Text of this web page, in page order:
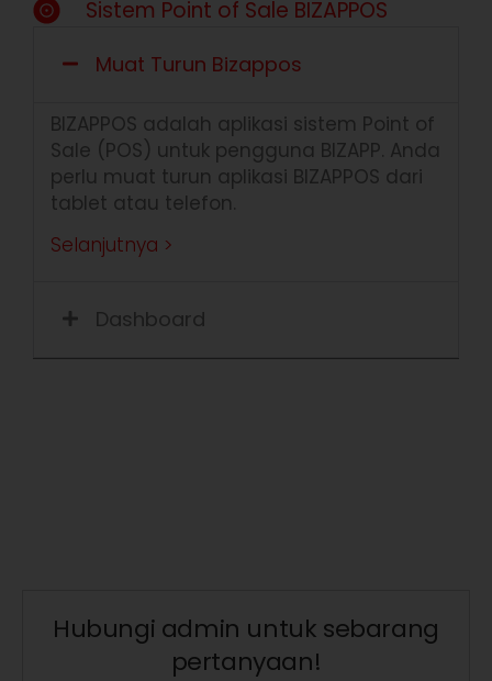
Sistem Point of Sale BIZAPPOS
Muat Turun Bizappos
BIZAPPOS adalah aplikasi sistem Point of
Sale (POS) untuk pengguna BIZAPP. Anda
perlu muat turun aplikasi BIZAPPOS dari
tablet atau telefon.
Selanjutnya >
Dashboard
Hubungi admin untuk sebarang
pertanyaan!